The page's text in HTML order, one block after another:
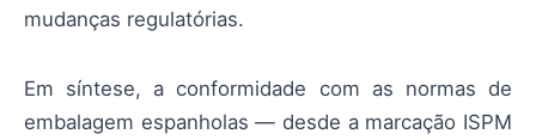
mudanças regulatórias.
Em síntese, a conformidade com as normas de
embalagem espanholas — desde a marcação ISPM